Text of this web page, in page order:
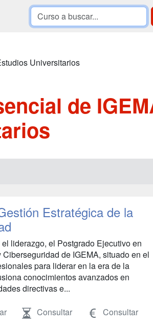
Universitarios
de
Estratégica de la
liderazgo, el Postgrado Ejecutivo en
de IGEMA, situado en el
para liderar en la era de la
conocimientos avanzados en
directivas e...
Consultar Consultar